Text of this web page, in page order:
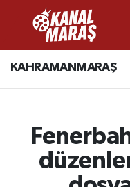
KAHRAMANMARAŞ
CANLI YAYIN
SPOR